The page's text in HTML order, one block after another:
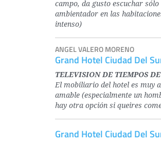
campo, da gusto escuchar
ambientador en las
intenso)
ANGEL VALERO MORENO
Grand Hotel Ciudad Del
TELEVISION DE TIEMPOS
El mobiliario del hotel es muy
amable (especialmente un
hay otra opción si queires
Grand Hotel Ciudad Del